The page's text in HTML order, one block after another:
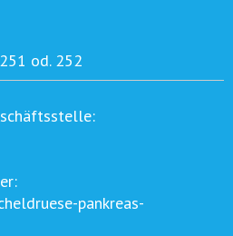
od. 252
pankreas-